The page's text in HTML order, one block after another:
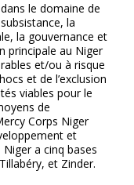
le domaine de
la
la gouvernance et
principale au Niger
et/ou à risque
et de l’exclusion
viables pour le
de
Corps Niger
et
a cinq bases
et Zinder.